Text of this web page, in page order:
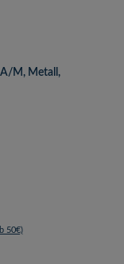
M, Metall,
50€)